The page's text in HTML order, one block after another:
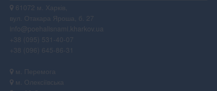
61072 м. Харків,
вул. Отакара Яроша, б. 27
info@poehalisnami.kharkov.ua
+38 (095) 531-40-07
+38 (096) 645-86-31
м. Перемога
м. Олексіївська